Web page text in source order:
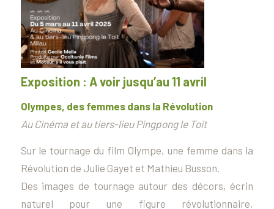
Exposition : A voir jusqu’au 11 avril
Olympes, des femmes dans la Révolution
Au Cinéma et au tiers-lieu Pingpong le Toit
Sur le tournage du film Olympe, une femme dans la
Révolution de Julie Gayet et Mathieu Busson.
Des images de tournage autour des décors, écrin
naturel pour une figure révolutionnaire,